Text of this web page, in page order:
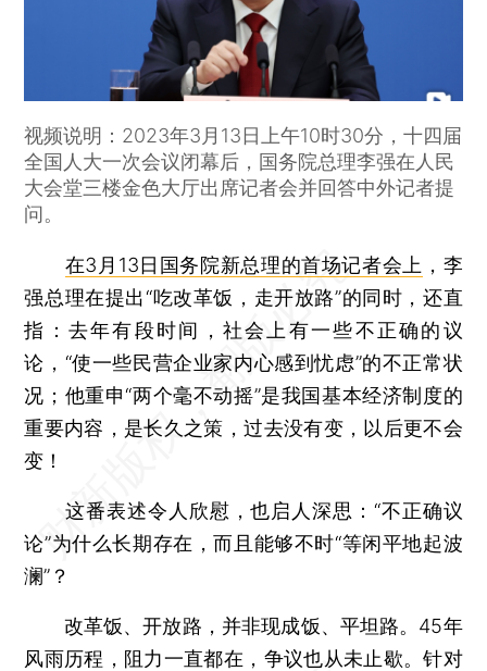
视频说明：2023年3月13日上午10时30分，十四届
全国人大一次会议闭幕后，国务院总理李强在人民
大会堂三楼金色大厅出席记者会并回答中外记者提
问。
在3月13日国务院新总理的首场记者会上 ，李
强总理在提出“吃改革饭，走开放路”的同时，还直
指：去年有段时间，社会上有一些不正确的议
论，“使一些民营企业家内心感到忧虑”的不正常状
况；他重申“两个毫不动摇”是我国基本经济制度的
重要内容，是长久之策，过去没有变，以后更不会
变！
这番表述令人欣慰，也启人深思：“不正确议
论”为什么长期存在，而且能够不时“等闲平地起波
澜”？
改革饭、开放路，并非现成饭、平坦路。45年
风雨历程，阻力一直都在，争议也从未止歇。针对